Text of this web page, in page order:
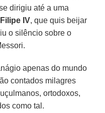
dirigiu até a uma
Filipe IV, que quis beijar
o silêncio sobre o
apenas do mundo
contados milagres
ortodoxos,
como tal.